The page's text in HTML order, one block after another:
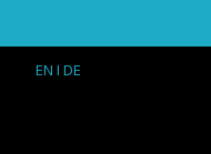
EN I DE